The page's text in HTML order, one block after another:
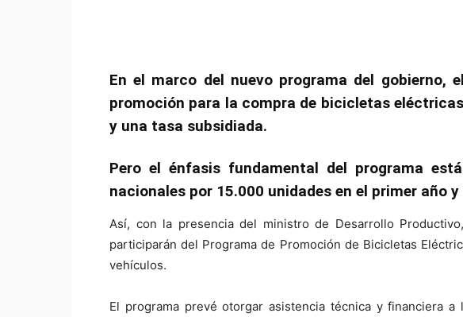
En el marco del nuevo programa del gobierno,
promoción para la compra de bicicletas
y una tasa subsidiada.
Pero el énfasis fundamental del programa
nacionales por 15.000 unidades en el primer año
Así, con la presencia del ministro de Desarrollo Productivo,
participarán del Programa de Promoción de Bicicletas
vehículos.
El programa prevé otorgar asistencia técnica y financiera a